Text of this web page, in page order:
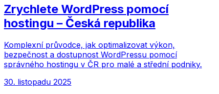
Zrychlete WordPress pomocí
hostingu – Česká republika
Komplexní průvodce, jak optimalizovat výkon,
bezpečnost a dostupnost WordPressu pomocí
správného hostingu v ČR pro malé a střední podniky.
30. listopadu 2025